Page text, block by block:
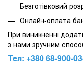
Безготівковий
Онлайн-оплата
При виникненні
з нами зручним
Тел: +380 68-900-